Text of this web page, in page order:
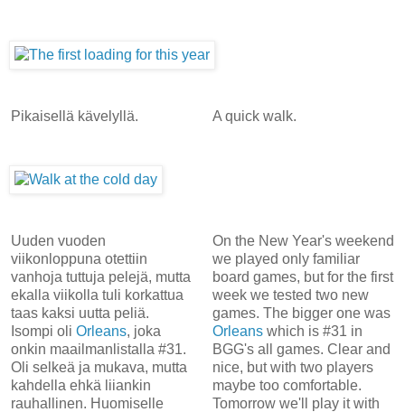
Pikaisellä kävelyllä. A quick walk.
Uuden vuoden
viikonloppuna otettiin
vanhoja tuttuja pelejä, mutta
ekalla viikolla tuli korkattua
taas kaksi uutta peliä.
Isompi oli Orleans, joka
onkin maailmanlistalla #31.
Oli selkeä ja mukava, mutta
kahdella ehkä liiankin
rauhallinen. Huomiselle
On the New Year's weekend
we played only familiar
board games, but for the first
week we tested two new
games. The bigger one was
Orleanswhich is #31 in
BGG's all games. Clear and
nice, but with two players
maybe too comfortable.
Tomorrow we'll play it with